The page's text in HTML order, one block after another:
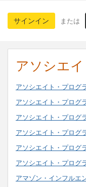
サインイン または
アソシエ
アソシエイト・プログ
アソシエイト・プログ
アソシエイト・プログ
アソシエイト・プログ
アソシエイト・プログ
アソシエイト・プログ
アマゾン・インフルエ